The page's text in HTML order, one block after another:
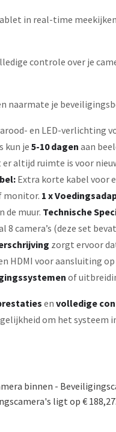
in real-time
controle over je
naarmate je
en LED-verlichting
kun je 5-10 dagen aan
er altijd ruimte is voor
Extra korte kabel voor
monitor. 1 x
de muur. Technische
camera’s (deze set bevat
zorgt ervoor
HDMI voor aansluiting
of
en volledige
om het systeem
binnen -
ligt op €